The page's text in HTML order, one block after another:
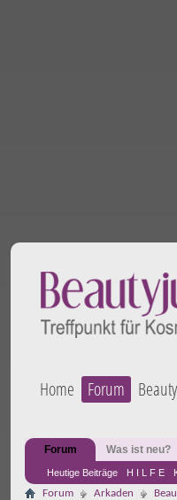
Home Forum
Forum
Heutige Beiträge H I L F E
Was ist neu?
Forum Arkaden